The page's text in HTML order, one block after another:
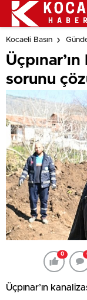
Kocaeli Basın
sorunu
0
Üçpınar’ın